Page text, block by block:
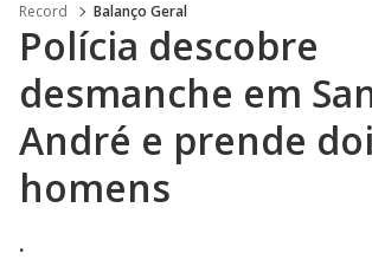
Record Balanço Geral
Polícia descobre
desmanche em
André e prende
homens
.